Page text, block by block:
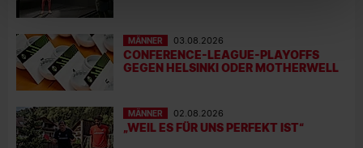
MÄNNER 03.08.2026
CONFERENCE-LEAGUE-PLAYOFFS
GEGEN HELSINKI ODER MOTHERWELL
MÄNNER 02.08.2026
„WEIL ES FÜR UNS PERFEKT IST“